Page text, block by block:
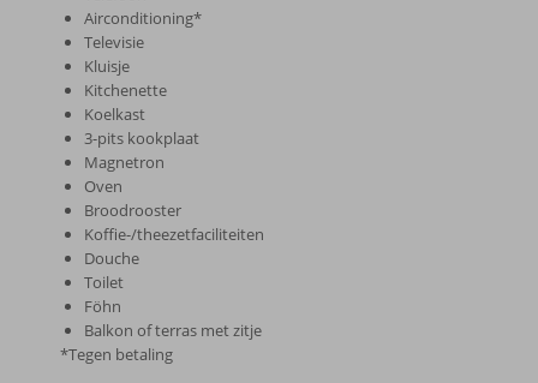
Airconditioning*
Televisie
Kluisje
Kitchenette
Koelkast
3-pits kookplaat
Magnetron
Oven
Broodrooster
Koffie-/theezetfaciliteiten
Douche
Toilet
Föhn
Balkon of terras met zitje
*Tegen betaling